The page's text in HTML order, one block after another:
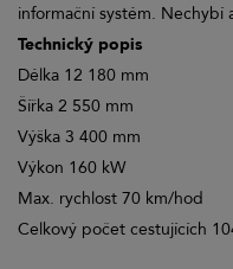
informační systém. Nechybí
Technický popis
Délka 12 180 mm
Šířka 2 550 mm
Výška 3 400 mm
Výkon 160 kW
Max. rychlost 70 km/hod
Celkový počet cestujících